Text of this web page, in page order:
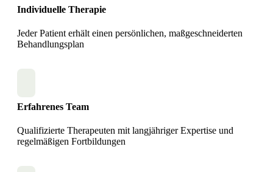
Individuelle Therapie
Jeder Patient erhält einen persönlichen, maßgeschneiderten
Behandlungsplan
Erfahrenes Team
Qualifizierte Therapeuten mit langjähriger Expertise und
regelmäßigen Fortbildungen